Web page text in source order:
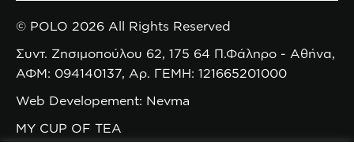
© POLO 2026 All Rights Reserved
Συντ. Ζησιμοπούλου 62, 175 64 Π.Φάληρο - Αθήνα,
ΑΦΜ: 094140137, Αρ. ΓΕΜΗ: 121665201000
Web Developement: Nevma
MY CUP OF TEA